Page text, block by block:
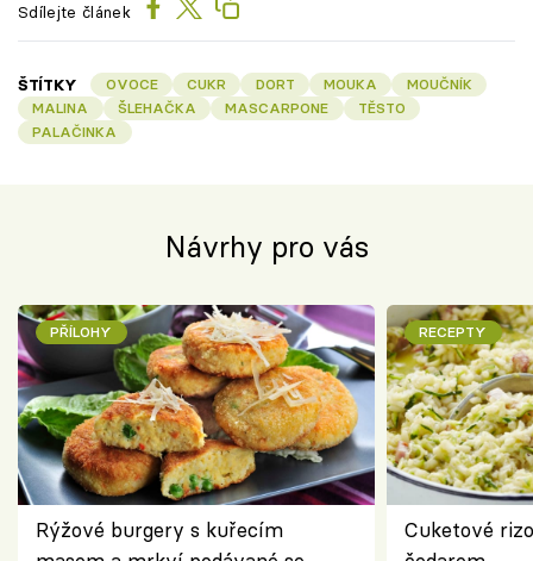
Sdílejte článek
ŠTÍTKY OVOCE CUKR DORT MOUKA
MOUČNÍK
MALINA
ŠLEHAČKA MASCARPONE
TĚSTO
PALAČINKA
Návrhy pro vás
PŘÍLOHY
Rýžové burgery s kuřecím
RECEPTY
Cuketové